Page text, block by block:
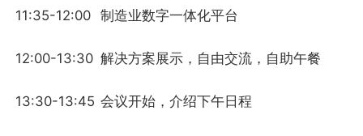
11:35-12:00 制造业数字一体化平台
12:00-13:30 解决方案展示，自由交流，自助午餐
13:30-13:45 会议开始，介绍下午日程